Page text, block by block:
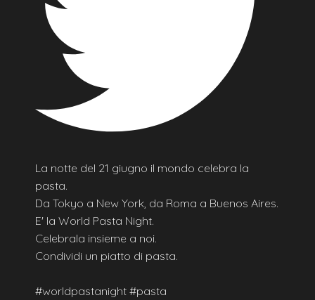
La notte del 21 giugno il mondo celebra la
pasta.
Da Tokyo a New York, da Roma a Buenos Aires.
E' la World Pasta Night.
Celebrala insieme a noi.
Condividi un piatto di pasta.
#worldpastanight #pasta